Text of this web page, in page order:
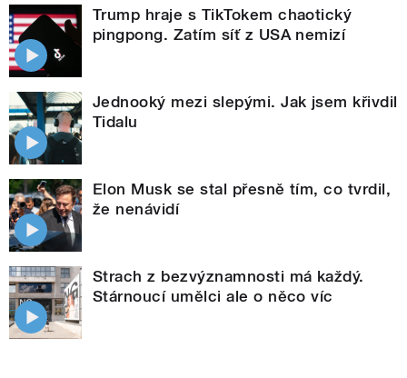
Trump hraje s TikTokem chaotický
pingpong. Zatím síť z USA nemizí
Jednooký mezi slepými. Jak jsem křivdil
Tidalu
Elon Musk se stal přesně tím, co tvrdil,
že nenávidí
Strach z bezvýznamnosti má každý.
Stárnoucí umělci ale o něco víc